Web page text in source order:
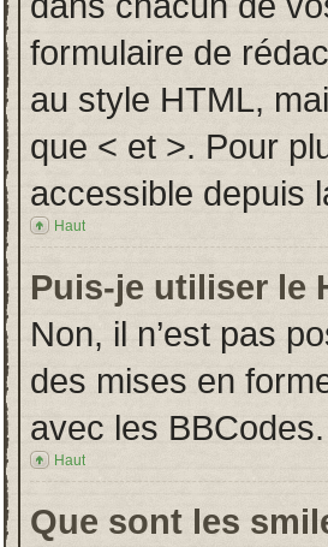
formulaire de
au style HTML,
que < et >. Pour
accessible depuis
Haut
Puis-je utiliser le
Non, il n’est pas
des mises en
avec les BBCodes.
Haut
Que sont les